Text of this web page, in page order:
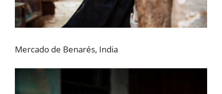
Mercado de Benarés, India